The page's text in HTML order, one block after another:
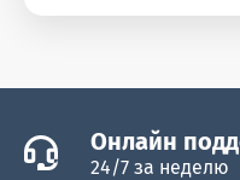
Онлайн
24/7 за неделю